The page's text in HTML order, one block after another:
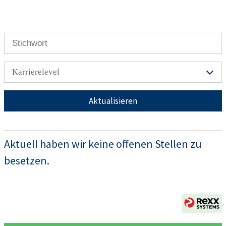
Karrierelevel
Aktualisieren
Aktuell haben wir keine offenen Stellen zu
besetzen.